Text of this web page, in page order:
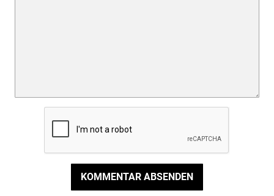
KOMMENTAR ABSENDEN